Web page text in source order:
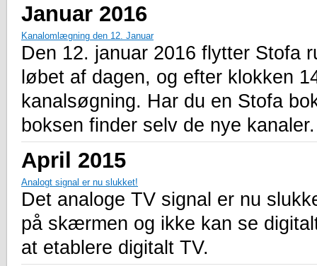
Januar 2016
Kanalomlægning den 12. Januar
Den 12. januar 2016 flytter Stofa
løbet af dagen, og efter klokken
kanalsøgning. Har du en Stofa
boksen finder selv de nye kanaler.
April 2015
Analogt signal er nu slukket!
Det analoge TV signal er nu
på skærmen og ikke kan se
at etablere digitalt TV.